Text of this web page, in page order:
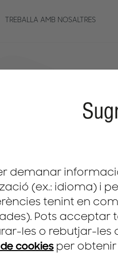
TREBALLA AMB NOSALTRES
és una solució
demanar
(ex.: idioma) i
tenint en
Pots acceptar
les o rebutjar-les
cookies per